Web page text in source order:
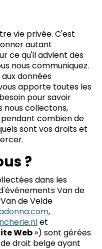
vie privée. C'est
autant
ce qu'il advient des
nous communiquez.
données
apporte toutes les
pour savoir
nous collectons,
combien de
sont vos droits et
?
dans les
Van de
de Velde
,
et
Web ») sont gérées
droit belge ayant